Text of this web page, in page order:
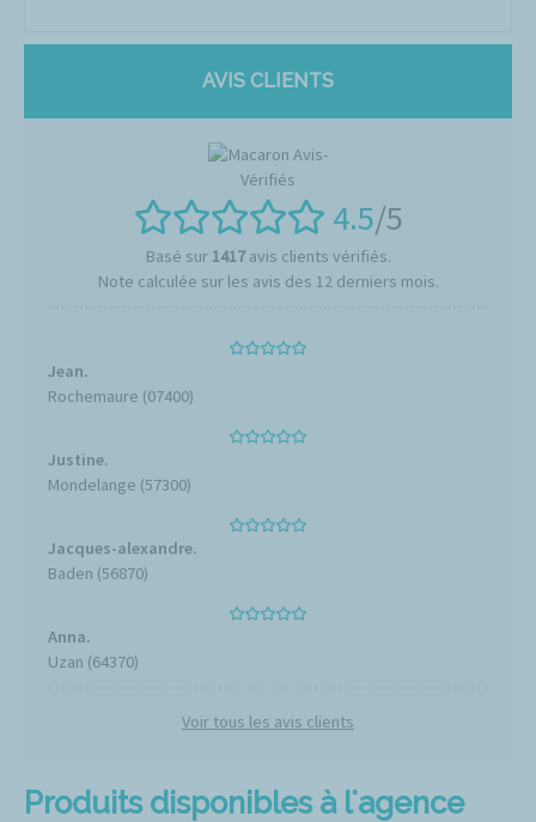
Produits disponibles à l'agence
AVIS CLIENTS
4.5/5
Basé sur 1417avis clients vérifiés.
Note calculée sur les avis des 12 derniers mois.
Jean.
Rochemaure (07400)
Justine.
Mondelange (57300)
Jacques-alexandre.
Baden (56870)
Anna.
Uzan (64370)
Voir tous les avis clients